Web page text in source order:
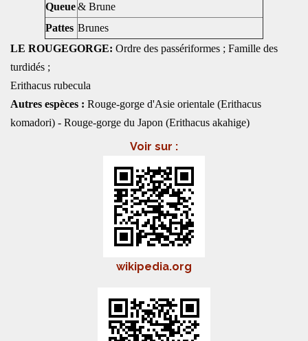
Queue& Brune
Pattes Brunes
LE ROUGEGORGE: Ordre des passériformes ; Famille des
turdidés ;
Erithacus rubecula
Autres espèces : Rouge-gorge d'Asie orientale (Erithacus
komadori) - Rouge-gorge du Japon (Erithacus akahige)
Voir sur :
wikipedia.org